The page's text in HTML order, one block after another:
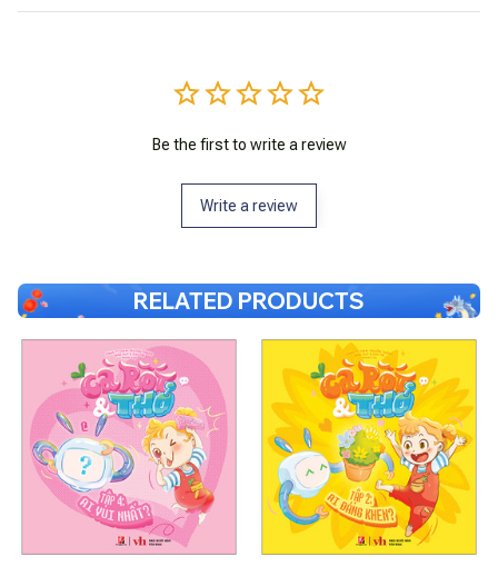
Be the first to write a review
Write a review
RELATED PRODUCTS